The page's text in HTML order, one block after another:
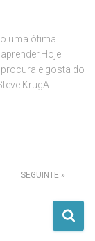
uma ótima
e gosta do
KrugA
SEGUINTE